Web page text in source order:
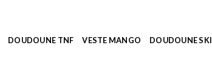
DOUDOUNE TNF VESTE MANGO DOUDOUNE SKI